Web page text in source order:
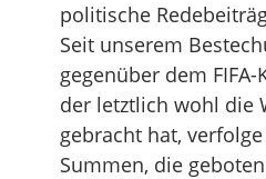
politische
Seit unserem
gegenüber dem
der letztlich wohl die
gebracht hat,
Summen, die